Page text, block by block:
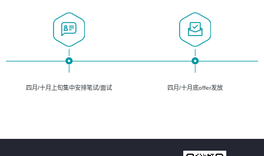
四月/十月上旬集中安排笔试/面试 四月/十月底offer发放